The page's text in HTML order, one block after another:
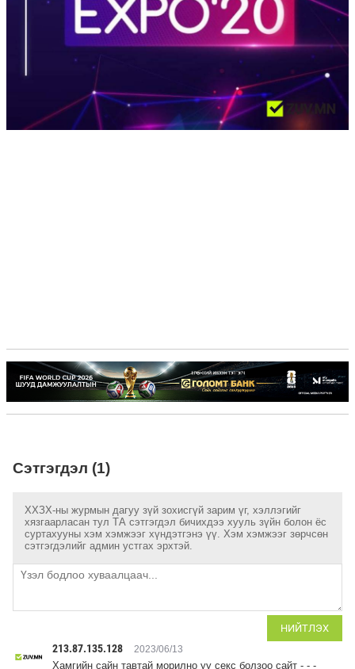
Сэтгэгдэл (1)
ХХЗХ-ны журмын дагуу зүй зохисгүй зарим үг, хэллэгийг
хязгаарласан тул ТА сэтгэгдэл бичихдээ хууль зүйн болон ёс
суртахууны хэм хэмжээг хүндэтгэнэ үү. Хэм хэмжээг зөрчсөн
сэтгэгдэлийг админ устгах эрхтэй.
НИЙТЛЭХ
213.87.135.128 2023/06/13
Хамгийн сайн тавтай морилно уу секс болзоо сайт - - -